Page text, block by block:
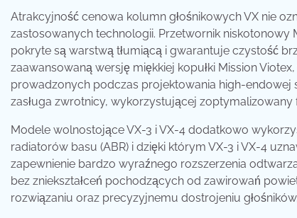
Atrakcyjność cenowa kolumn głośnikowych VX nie
zastosowanych technologii. Przetwornik niskotonowy
pokryte są warstwą tłumiącą i gwarantuje czystość
zaawansowaną wersję miękkiej kopułki Mission
prowadzonych podczas projektowania high-endowej
zasługa zwrotnicy, wykorzystującej
Modele wolnostojące VX-3 i VX-4 dodatkowo
radiatorów basu (ABR) i dzięki którym VX-3 i VX-4
zapewnienie bardzo wyraźnego rozszerzenia
bez zniekształceń pochodzących od zawirowań
rozwiązaniu oraz precyzyjnemu dostrojeniu